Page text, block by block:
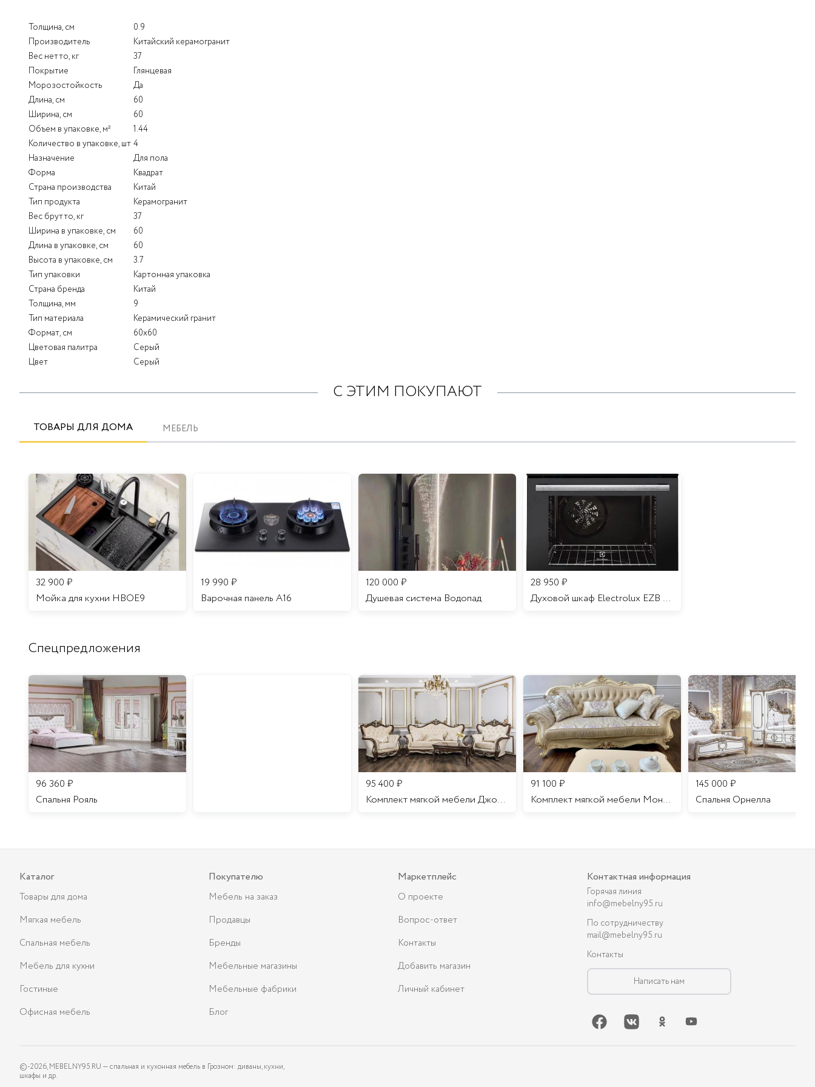
Толщина, см
0.9
Производитель
Китайский керамогранит
Вес нетто, кг
37
Покрытие
Глянцевая
Морозостойкость
Да
Длина, см
60
Ширина, см
60
Объем в упаковке, м²
1.44
Количество в упаковке, шт 4
Назначение
Для пола
Форма
Квадрат
Страна производства
Китай
Тип продукта
Керамогранит
Вес брутто, кг
37
Ширина в упаковке, см
60
Длина в упаковке, см
60
Высота в упаковке, см
3.7
Тип упаковки
Картонная упаковка
Страна бренда
Китай
Толщина, мм
9
Тип материала
Керамический гранит
Формат, см
60x60
Цветовая палитра
Серый
Цвет
Серый
С ЭТИМ ПОКУПАЮТ
ТОВАРЫ ДЛЯ ДОМА МЕБЕЛЬ
32 900 ₽
Мойка для кухни HBOE9
19 990 ₽
Варочная панель A16
120 000 ₽
Душевая система Водопад
28 950 ₽
Духовой шкаф Electrolux EZB 52410 AK
Спецпредложения
96 360 ₽
Спальня Рояль
95 400 ₽
Комплект мягкой мебели Джоконда
91 100 ₽
Комплект мягкой мебели Мона Лиза
145 000 ₽
Cпальня Орнелла
Каталог
Товары для дома
Мягкая мебель
Спальная мебель
Мебель для кухни
Гостиные
Офисная мебель
Покупателю
Мебель на заказ
Продавцы
Бренды
Мебельные магазины
Мебельные фабрики
Блог
Маркетплейс
О проекте
Вопрос-ответ
Контакты
Добавить магазин
Личный кабинет
Контактная информация
Горячая линия
info@mebelny95.ru
По сотрудничеству
mail@mebelny95.ru
Контакты
Написать нам
©-2026, MEBELNY95.RU — спальная и кухонная мебель в Грозном: диваны, кухни,
шкафы и др.